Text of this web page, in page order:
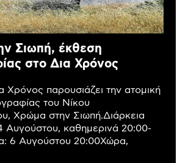
Σιωπή, έκθεση
στο Δια Χρόνος
Χρόνος παρουσιάζει την ατομική
του Νίκου
Χρώμα στην Σιωπή.Διάρκεια
Αυγούστου, καθημερινά 20:00-
6 Αυγούστου 20:00Χώρα,